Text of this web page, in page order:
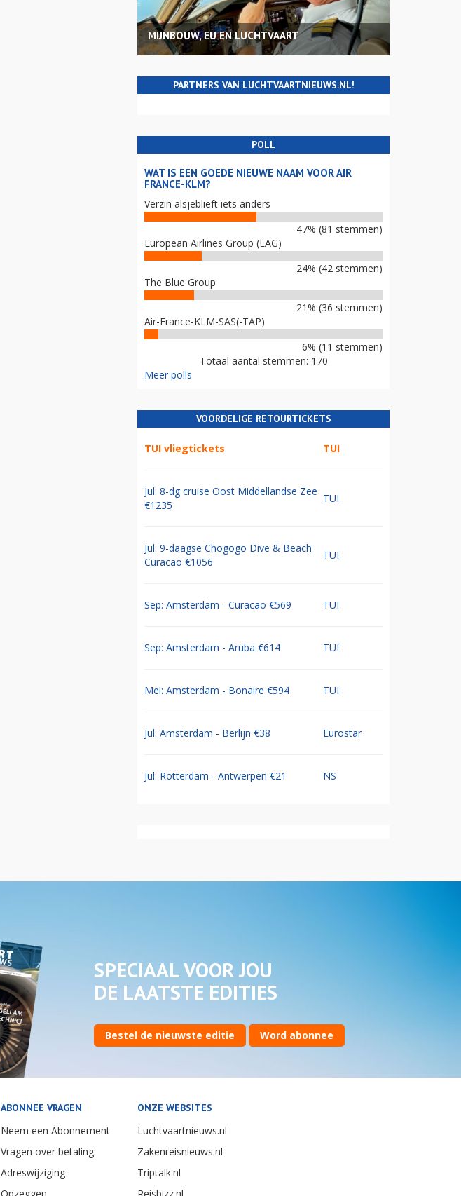
MIJNBOUW, EU EN LUCHTVAART
PARTNERS VAN LUCHTVAARTNIEUWS.NL!
POLL
WAT IS EEN GOEDE NIEUWE NAAM VOOR AIR
FRANCE-KLM?
Verzin alsjeblieft iets anders
47% (81 stemmen)
European Airlines Group (EAG)
24% (42 stemmen)
The Blue Group
21% (36 stemmen)
Air-France-KLM-SAS(-TAP)
6% (11 stemmen)
Totaal aantal stemmen: 170
Meer polls
VOORDELIGE RETOURTICKETS
TUI vliegtickets TUI
Jul: 8-dg cruise Oost Middellandse Zee
€1235
TUI
Jul: 9-daagse Chogogo Dive & Beach
Curacao €1056
TUI
Sep: Amsterdam - Curacao €569 TUI
Sep: Amsterdam - Aruba €614 TUI
Mei: Amsterdam - Bonaire €594 TUI
Jul: Amsterdam - Berlijn €38 Eurostar
Jul: Rotterdam - Antwerpen €21 NS
SPECIAAL VOOR JOU
DE LAATSTE EDITIES
Bestel de nieuwste editie Word abonnee
ABONNEE VRAGEN
Neem een Abonnement
Vragen over betaling
Adreswijziging
ONZE WEBSITES
Luchtvaartnieuws.nl
Zakenreisnieuws.nl
Triptalk.nl